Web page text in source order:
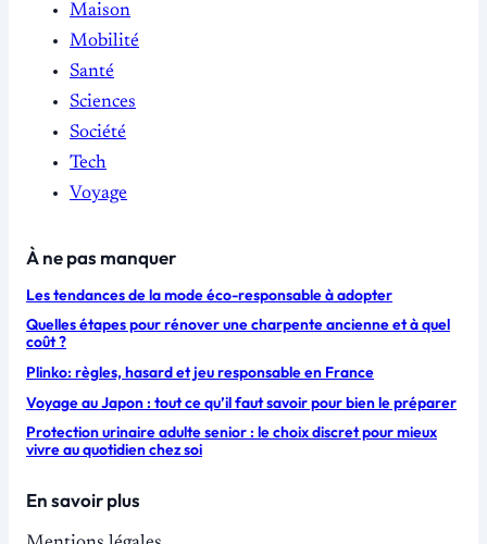
Maison
Mobilité
Santé
Sciences
Société
Tech
Voyage
À ne pas manquer
Les tendances de la mode éco-responsable à adopter
Quelles étapes pour rénover une charpente ancienne et à quel
coût ?
Plinko: règles, hasard et jeu responsable en France
Voyage au Japon : tout ce qu’il faut savoir pour bien le préparer
Protection urinaire adulte senior : le choix discret pour mieux
vivre au quotidien chez soi
En savoir plus